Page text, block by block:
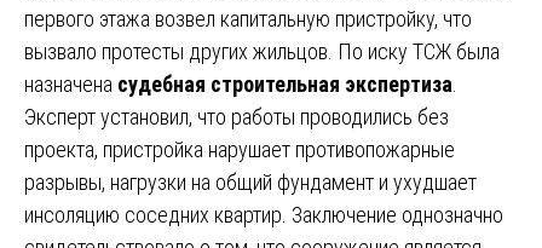
первого этажа возвел капитальную пристройку, что
вызвало протесты других жильцов. По иску ТСЖ была
назначена судебная строительная экспертиза
Эксперт установил, что работы проводились без
проекта, пристройка нарушает противопожарные
разрывы, нагрузки на общий фундамент и ухудшает
инсоляцию соседних квартир. Заключение однозначно